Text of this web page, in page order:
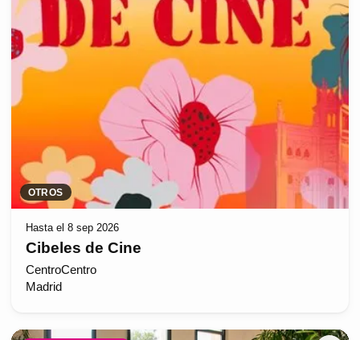
OTROS
Hasta el 8 sep 2026
Cibeles de Cine
CentroCentro
Madrid